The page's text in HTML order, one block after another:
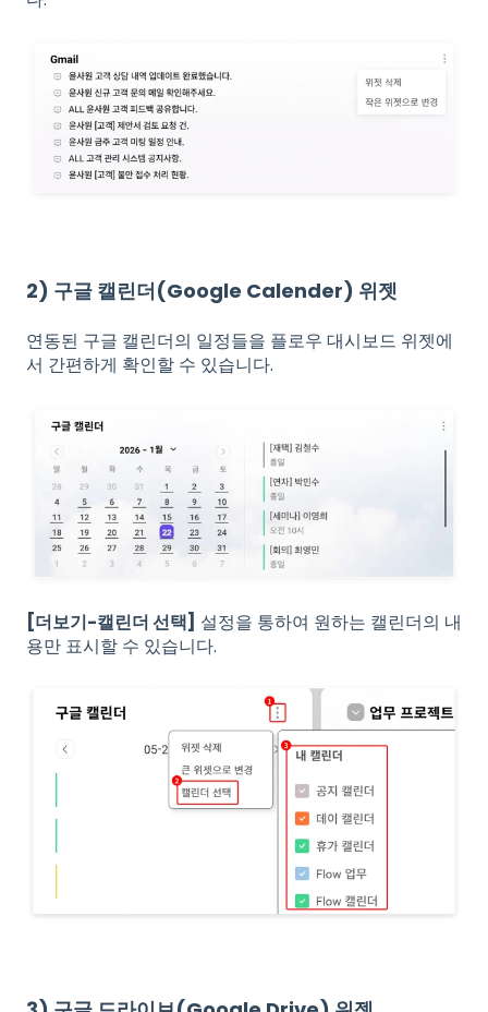
2) 구글 캘린더(Google Calender) 위젯
연동된 구글 캘린더의 일정들을 플로우 대시보드 위젯에
서 간편하게 확인할 수 있습니다.
[더보기-캘린더 선택] 설정을 통하여 원하는 캘린더의 내
용만 표시할 수 있습니다.